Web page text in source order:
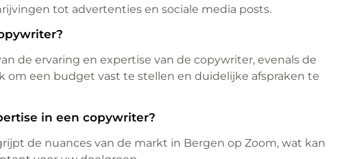
tot advertenties en sociale media posts.
de ervaring en expertise van de copywriter, evenals de
om een budget vast te stellen en duidelijke afspraken te
in een copywriter?
de nuances van de markt in Bergen op Zoom, wat kan